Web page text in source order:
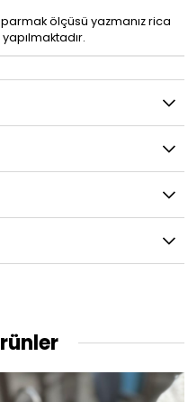
ölçüsü yazmanız rica